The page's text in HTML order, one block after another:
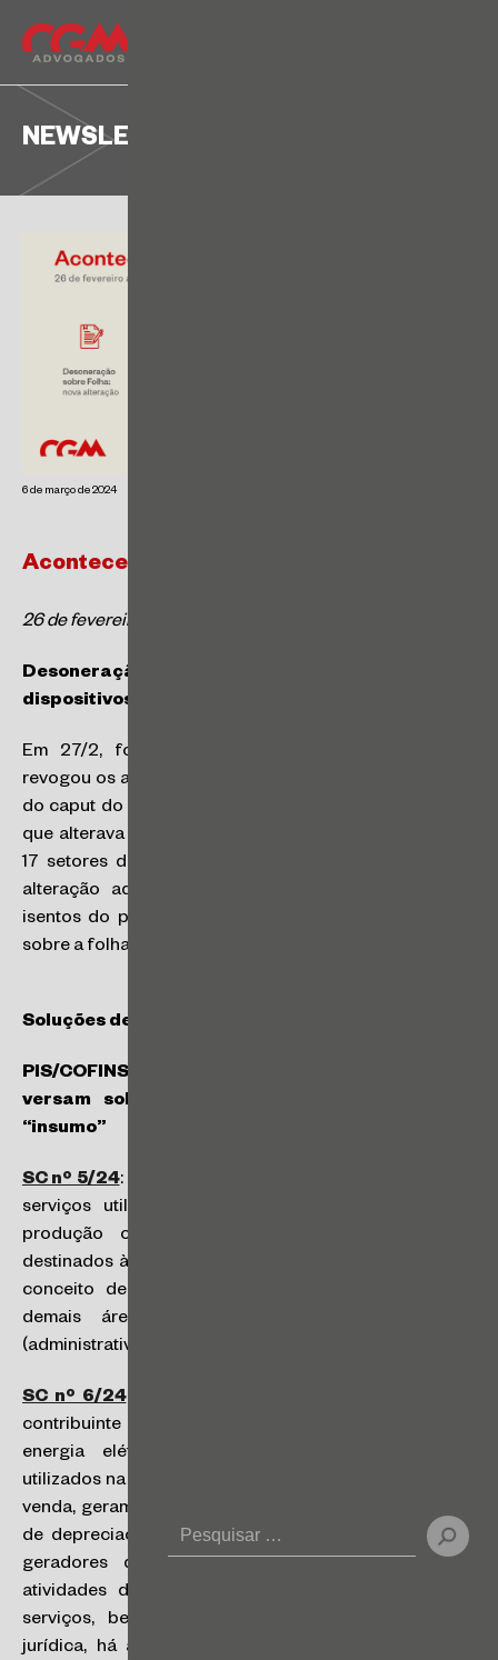
NEWSLETTER
6 de março de 2024
Acontece Tributário
26 de fevereiro a 2 de março de 2024
Desoneração de Folha – Revogação de
dispositivos da MP nº 1.202/2023
Em 27/2, foi publicada a MP nº 1.208/2024 que
revogou os art. 1º ao 3º, alíneas “b”, “c” e “d” do inciso II
do caput do art. 6º, Anexos I e II da MP nº 2.202/2023,
que alterava a Desoneração de Folha. Nesse contexto,
17 setores da economia, anteriormente afetados pela
alteração advinda da MP revogada, voltam a ficar
isentos do pagamento da contribuição previdenciária
sobre a folha de pagamento, dos quais destacamos:
Soluções de Consulta da Receita Federal
PIS/COFINS – Soluções de Consulta (SC) COSIT
versam sobre direito ao crédito Conceito de
“insumo”
SC nº 5/24: são considerados insumos somente bens e
serviços utilizados na prestação de serviços e na
produção ou fabricação de bens ou produtos
destinados à venda pelo contribuinte, excluindo-se do
conceito de insumos todos os itens utilizados nas
demais áreas de atuação da pessoa jurídica
(administrativa, jurídica, contábil, entre outras).
SC nº 6/24: gerador de energia solar adquirido pelo
contribuinte integrar o ativo imobilizado e fornecer
energia elétrica para máquinas e equipamentos
utilizados na fabricação de seus produtos destinados à
venda, geram crédito de PIS/COFINS sobre o encargo
de depreciação incorrido no mês. Contudo, caso os
geradores de energia solar sejam utilizados em
atividades de produção de bens ou prestação de
serviços, bem como atividades gerais da pessoa
jurídica, há a necessidade de rateio proporcional e